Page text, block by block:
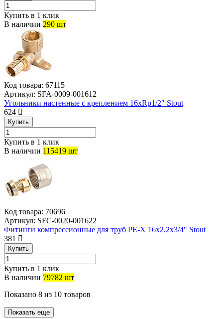
Купить в 1 клик
В наличии 290 шт
Код товара: 67115
Артикул: SFA-0009-001612
Угольники настенные с креплением 16xRp1/2″ Stout
624
Купить
Купить в 1 клик
В наличии 115419 шт
Код товара: 70696
Артикул: SFC-0020-001622
Фитинги компрессионные для труб PE-X 16х2,2х3/4″ Stout
381
Купить
Купить в 1 клик
В наличии 79782 шт
Показано 8 из 10 товаров
Показать еще